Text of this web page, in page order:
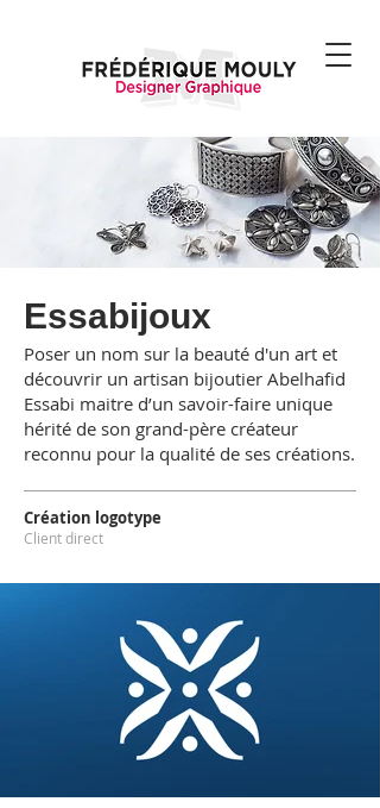
Essabijoux
Poser un nom sur la beauté d'un art et
découvrir un artisan bijoutier Abelhafid
Essabi maitre d’un savoir-faire unique
hérité de son grand-père créateur
reconnu pour la qualité de ses créations.
Création logotype
Client direct